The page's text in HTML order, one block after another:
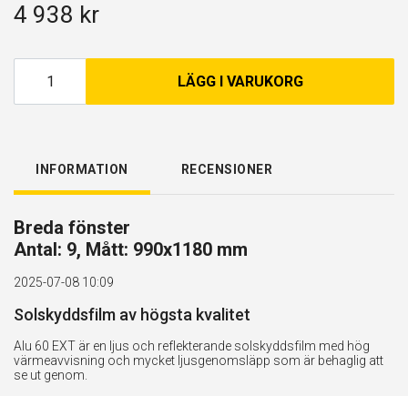
4 938 kr
LÄGG I VARUKORG
INFORMATION RECENSIONER
Breda fönster
Antal: 9, Mått: 990x1180 mm
2025-07-08 10:09
Solskyddsfilm av högsta kvalitet
Alu 60 EXT är en ljus och reflekterande solskyddsfilm med hög
värmeavvisning och mycket ljusgenomsläpp som är behaglig att
se ut genom.